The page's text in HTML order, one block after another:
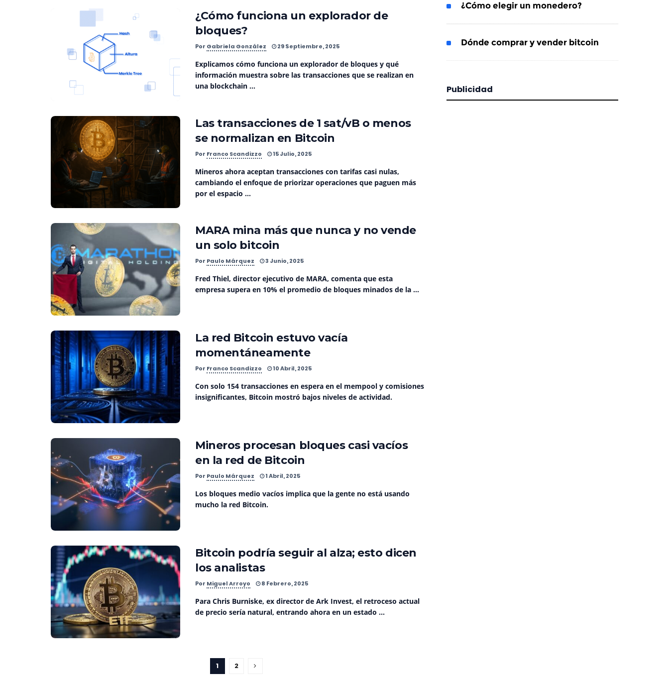
¿Cómo funciona un explorador de
bloques?
Por Gabriela González 29 Septiembre, 2025
Explicamos cómo funciona un explorador de bloques y qué
información muestra sobre las transacciones que se realizan en
una blockchain ...
Las transacciones de 1 sat/vB o menos
se normalizan en Bitcoin
Por Franco Scandizzo 15 Julio, 2025
Mineros ahora aceptan transacciones con tarifas casi nulas,
cambiando el enfoque de priorizar operaciones que paguen más
por el espacio ...
MARA mina más que nunca y no vende
un solo bitcoin
Por Paulo Márquez 3 Junio, 2025
Fred Thiel, director ejecutivo de MARA, comenta que esta
empresa supera en 10% el promedio de bloques minados de la ...
La red Bitcoin estuvo vacía
momentáneamente
Por Franco Scandizzo 10 Abril, 2025
Con solo 154 transacciones en espera en el mempool y comisiones
insignificantes, Bitcoin mostró bajos niveles de actividad.
Mineros procesan bloques casi vacíos
en la red de Bitcoin
Por Paulo Márquez 1 Abril, 2025
Los bloques medio vacíos implica que la gente no está usando
mucho la red Bitcoin.
Bitcoin podría seguir al alza; esto dicen
los analistas
Por Miguel Arroyo 8 Febrero, 2025
Para Chris Burniske, ex director de Ark Invest, el retroceso actual
de precio sería natural, entrando ahora en un estado ...
1 2
¿Cómo elegir un monedero?
Dónde comprar y vender bitcoin
Publicidad